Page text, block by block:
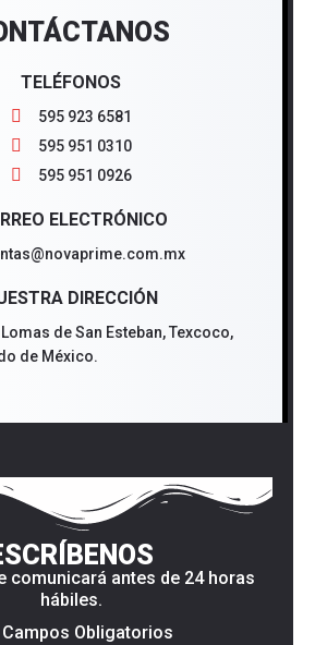
TELÉFONOS
595 923 6581
595 951 0310
595 951 0926
ELECTRÓNICO
DIRECCIÓN
de San Esteban, Texcoco,
de México.
comunicará antes de 24 horas
hábiles.
Obligatorios